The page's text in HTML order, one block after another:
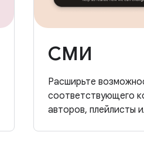
СМИ
Расширьте
соответствующего
авторов, плейлисты